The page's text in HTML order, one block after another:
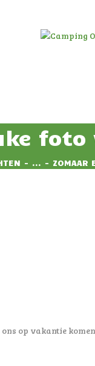
... ZOMAAR
CAMPING
op vakantie